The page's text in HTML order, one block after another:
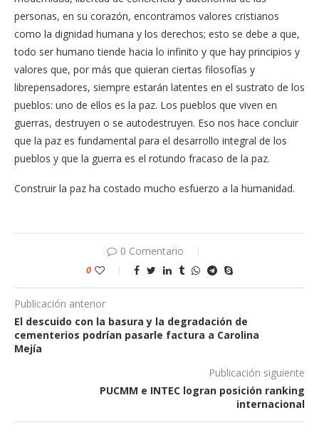
personas, en su corazón, encontramos valores cristianos
como la dignidad humana y los derechos; esto se debe a que,
todo ser humano tiende hacia lo infinito y que hay principios y
valores que, por más que quieran ciertas filosofías y
librepensadores, siempre estarán latentes en el sustrato de los
pueblos: uno de ellos es la paz. Los pueblos que viven en
guerras, destruyen o se autodestruyen. Eso nos hace concluir
que la paz es fundamental para el desarrollo integral de los
pueblos y que la guerra es el rotundo fracaso de la paz.
Construir la paz ha costado mucho esfuerzo a la humanidad.
0 Comentario
0
Publicación anterior
El descuido con la basura y la degradación de
cementerios podrían pasarle factura a Carolina
Mejía
Publicación siguiente
PUCMM e INTEC logran posición ranking
internacional